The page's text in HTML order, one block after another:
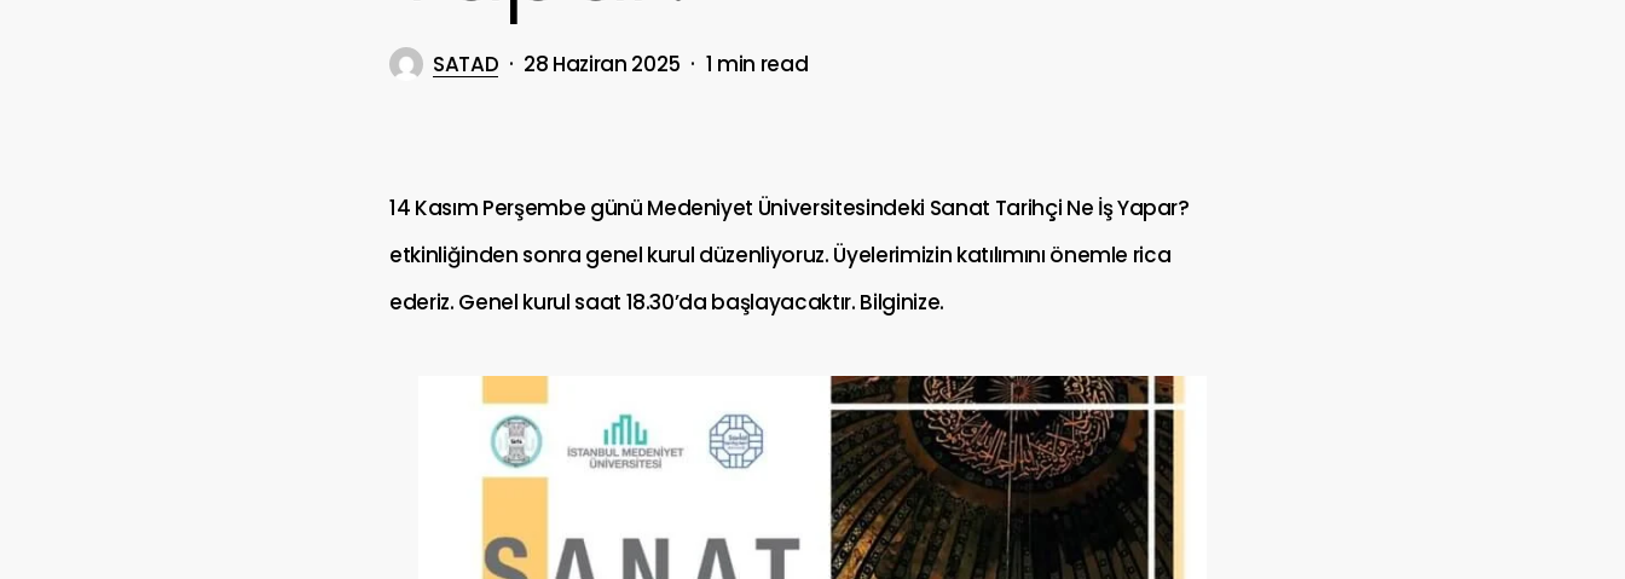
SATAD 28 Haziran 2025 1 min read
14 Kasım Perşembe günü Medeniyet Üniversitesindeki Sanat Tarihçi Ne İş Yapar?
etkinliğinden sonra genel kurul düzenliyoruz. Üyelerimizin katılımını önemle rica
ederiz. Genel kurul saat 18.30’da başlayacaktır. Bilginize.